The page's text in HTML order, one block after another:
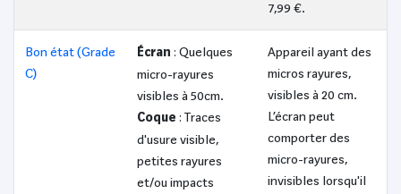
7,99 €.
Bon état (Grade
C)
Écran : Quelques
micro-rayures
visibles à 50cm.
Coque : Traces
d'usure visible,
petites rayures
et/ou impacts
Appareil ayant des
micros rayures,
visibles à 20 cm.
L’écran peut
comporter des
micro-rayures,
invisibles lorsqu'il